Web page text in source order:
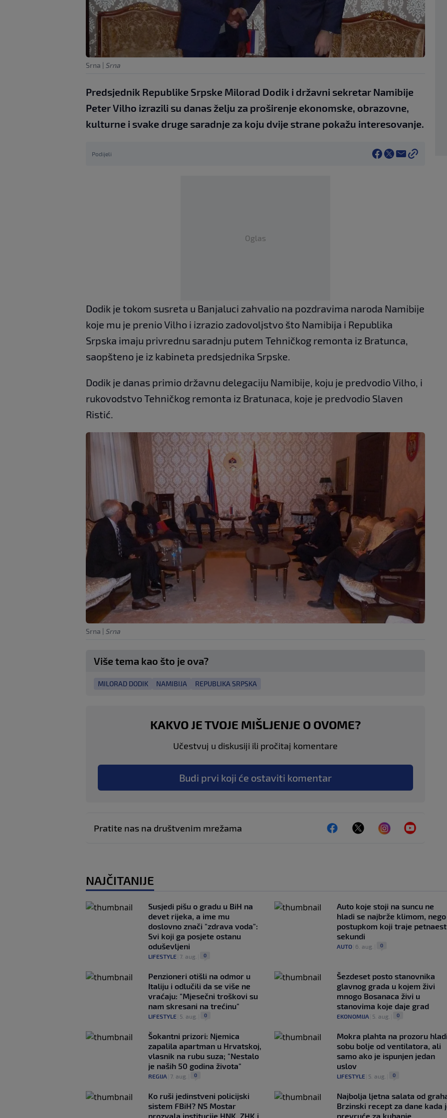
Srna | Srna
Predsjednik Republike Srpske Milorad Dodik i državni sekretar Namibije
Peter Vilho izrazili su danas želju za proširenje ekonomske, obrazovne,
kulturne i svake druge saradnje za koju dvije strane pokažu interesovanje.
Podijeli
Oglas
Dodik je tokom susreta u Banjaluci zahvalio na pozdravima naroda Namibije
koje mu je prenio Vilho i izrazio zadovoljstvo što Namibija i Republika
Srpska imaju privrednu saradnju putem Tehničkog remonta iz Bratunca,
saopšteno je iz kabineta predsjednika Srpske.
Dodik je danas primio državnu delegaciju Namibije, koju je predvodio Vilho, i
rukovodstvo Tehničkog remonta iz Bratunaca, koje je predvodio Slaven
Ristić.
Srna | Srna
Više tema kao što je ova?
MILORAD DODIK NAMIBIJA REPUBLIKA SRPSKA
KAKVO JE TVOJE MIŠLJENJE O OVOME?
Učestvuj u diskusiji ili pročitaj komentare
Budi prvi koji će ostaviti komentar
Pratite nas na društvenim mrežama
NAJČITANIJE
Susjedi pišu o gradu u BiH na
devet rijeka, a ime mu
doslovno znači "zdrava voda":
Svi koji ga posjete ostanu
oduševljeni
LIFESTYLE 7. aug. 0
Auto koje stoji na suncu ne
hladi se najbrže klimom, nego
postupkom koji traje petnaest
sekundi
AUTO| 6. aug. 0
Penzioneri otišli na odmor u
Italiju i odlučili da se više ne
vraćaju: "Mjesečni troškovi su
nam skresani na trećinu"
LIFESTYLE 5. aug. 0
Šezdeset posto stanovnika
glavnog grada u kojem živi
mnogo Bosanaca živi u
stanovima koje daje grad
EKONOMIJA 5. aug. 0
Šokantni prizori: Njemica
zapalila apartman u Hrvatskoj,
vlasnik na rubu suza; "Nestalo
je naših 50 godina života"
REGIJA 7. aug. 0
Mokra plahta na prozoru hladi
sobu bolje od ventilatora, ali
samo ako je ispunjen jedan
uslov
LIFESTYLE| 5. aug. 0
Ko ruši jedinstveni policijski
sistem FBiH? NS Mostar
prozvala institucije HNK, ZHK i
Najbolja ljetna salata od
Brzinski recept za dane kada
prevruće za kuhanje